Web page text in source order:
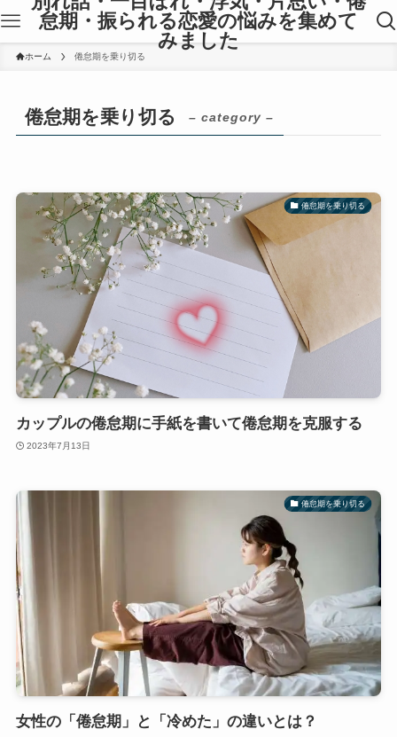
怠期・振られる恋愛の悩みを集めて
みました
ホーム 倦怠期を乗り切る
倦怠期を乗り切る – category –
倦怠期を乗り切る
カップルの倦怠期に手紙を書いて倦怠期を克服する
2023年7月13日
倦怠期を乗り切る
女性の「倦怠期」と「冷めた」の違いとは？